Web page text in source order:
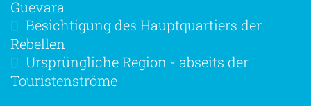
Guevara
Besichtigung des Hauptquartiers der
Rebellen
Ursprüngliche Region - abseits der
Touristenströme